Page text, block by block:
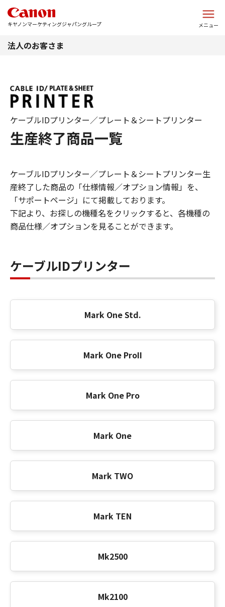
キヤノンマーケティングジャパングループ メニュー
法人のお客さま
生産終了商品一覧
ケーブルIDプリンター／プレート＆シートプリンター
ケーブルIDプリンター／プレート＆シートプリンター生
産終了した商品の「仕様情報／オプション情報」を、
「サポートページ」にて掲載しております。
下記より、お探しの機種名をクリックすると、各機種の
商品仕様／オプションを見ることができます。
ケーブルIDプリンター
Mark One Std.
Mark One ProII
Mark One Pro
Mark One
Mark TWO
Mark TEN
Mk2500
Mk2100